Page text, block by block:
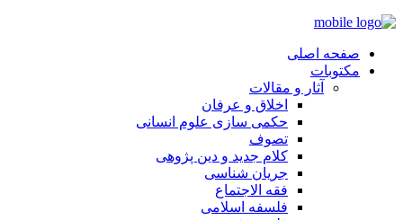
صفحه اصلی
مکتوبات
آثار و مقالات
اخلاق و عرفان
حکمی سازی علوم انسانی
تصوف
کلام جدید و دین پژوهی
جریان شناسی
فقه الاجتماع
فلسفه اسلامی